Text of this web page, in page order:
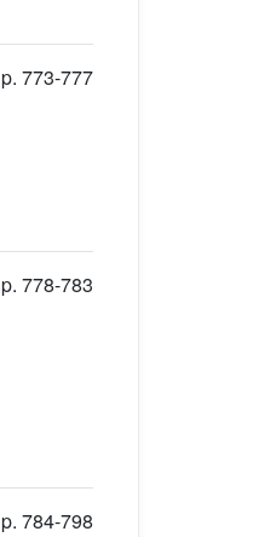
p. 773-777
p. 778-783
p. 784-798